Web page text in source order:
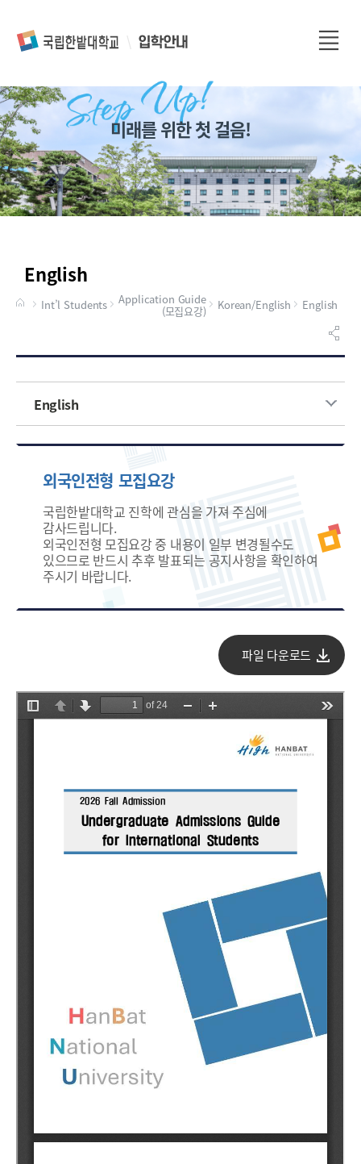
전
메
미래를 위한 첫 걸음!
English
Int’l Students Application Guide
(모집요강) Korean/English English
English
외국인전형 모집요강
국립한밭대학교 진학에 관심을 가져 주심에
감사드립니다.
외국인전형 모집요강 중 내용이 일부 변경될수도
있으므로 반드시 추후 발표되는 공지사항을 확인하여
주시기 바랍니다.
파일 다운로드